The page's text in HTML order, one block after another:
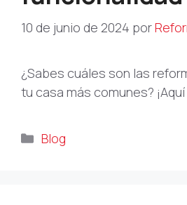
10 de junio de 2024 por
¿Sabes cuáles son las
tu casa más comunes?
Categorías
Blog